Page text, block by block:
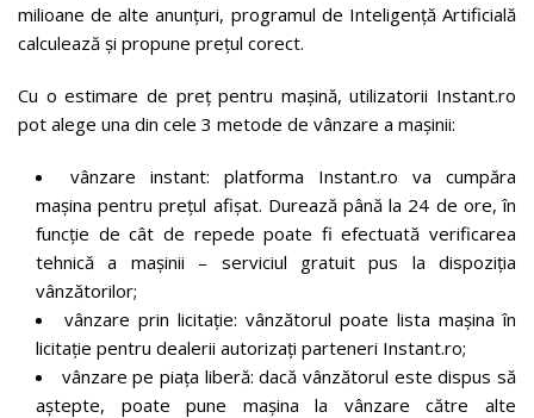
milioane de alte anunțuri, programul de Inteligență Artificială
calculează și propune prețul corect.
Cu o estimare de preț pentru mașină, utilizatorii Instant.ro
pot alege una din cele 3 metode de vânzare a mașinii:
vânzare instant: platforma Instant.ro va cumpăra
mașina pentru prețul afișat. Durează până la 24 de ore, în
funcție de cât de repede poate fi efectuată verificarea
tehnică a mașinii – serviciul gratuit pus la dispoziția
vânzătorilor;
vânzare prin licitație: vânzătorul poate lista mașina în
licitație pentru dealerii autorizați parteneri Instant.ro;
vânzare pe piața liberă: dacă vânzătorul este dispus să
aștepte, poate pune mașina la vânzare către alte